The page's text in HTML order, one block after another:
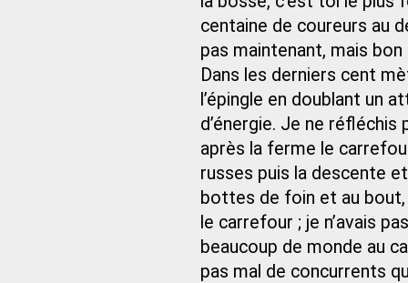
centaine de coureurs au
pas maintenant, mais
Dans les derniers cent
l’épingle en doublant un
d’énergie. Je ne
après la ferme le
russes puis la descente
bottes de foin et au bout,
le carrefour ; je n’avais
beaucoup de monde au
pas mal de concurrents